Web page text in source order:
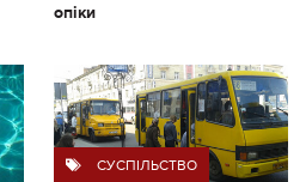
опіки
СУСПІЛЬСТВО